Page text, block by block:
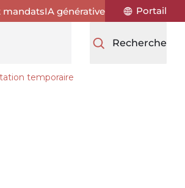
mandatsIA générative Portail
Recherche
temporaire